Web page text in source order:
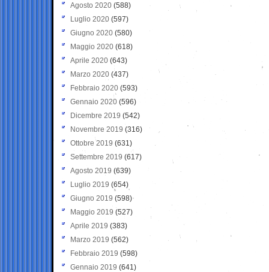
Agosto 2020 (588)
Luglio 2020 (597)
Giugno 2020 (580)
Maggio 2020 (618)
Aprile 2020 (643)
Marzo 2020 (437)
Febbraio 2020 (593)
Gennaio 2020 (596)
Dicembre 2019 (542)
Novembre 2019 (316)
Ottobre 2019 (631)
Settembre 2019 (617)
Agosto 2019 (639)
Luglio 2019 (654)
Giugno 2019 (598)
Maggio 2019 (527)
Aprile 2019 (383)
Marzo 2019 (562)
Febbraio 2019 (598)
Gennaio 2019 (641)